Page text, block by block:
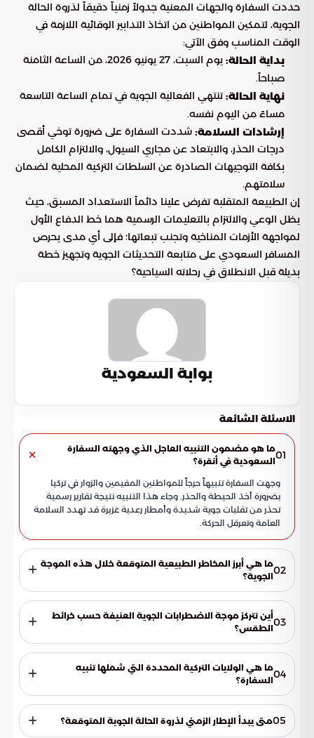
حددت السفارة والجهات المعنية جدولاً زمنياً دقيقاً لذروة الحالة
الجوية، لتمكين المواطنين من اتخاذ التدابير الوقائية اللازمة في
الوقت المناسب وفق الآتي:
بداية الحالة:
يوم السبت، 27 يونيو 2026، من الساعة الثامنة
صباحاً.
نهاية الحالة:تنتهي الفعالية الجوية في تمام الساعة التاسعة
مساءً من اليوم نفسه.
إرشادات السلامة: شددت السفارة على ضرورة توخي أقصى
درجات الحذر، والابتعاد عن مجاري السيول، والالتزام الكامل
بكافة التوجيهات الصادرة عن السلطات التركية المحلية لضمان
سلامتهم.
إن الطبيعة المتقلبة تفرض علينا دائماً الاستعداد المسبق، حيث
يظل الوعي والالتزام بالتعليمات الرسمية هما خط الدفاع الأول
لمواجهة الأزمات المناخية وتجنب تبعاتها؛ فإلى أي مدى يحرص
المسافر السعودي على متابعة التحديثات الجوية وتجهيز خطة
بديلة قبل الانطلاق في رحلاته السياحية؟
بوابة السعودية
الاسئلة الشائعة
01ما هو مضمون التنبيه العاجل الذي وجهته السفارة
السعودية في أنقرة؟
وجهت السفارة تنبيهاً حرجاً للمواطنين المقيمين والزوار في تركيا
بضرورة أخذ الحيطة والحذر. وجاء هذا التنبيه نتيجة تقارير رسمية
تحذر من تقلبات جوية شديدة وأمطار رعدية غزيرة قد تهدد السلامة
العامة وتعرقل الحركة.
02ما هي أبرز المخاطر الطبيعية المتوقعة خلال هذه الموجة
الجوية؟
تشمل المخاطر المتوقعة تشكل سيول جارفة وفيضانات مفاجئة
في الوديان والمناطق المنخفضة. كما يُتوقع حدوث صواعق
رعدية قوية، وتساقط مكثف لحبات البَرَد، بالإضافة إلى اضطرابات03أين تتركز موجة الاضطرابات الجوية العنيفة حسب خرائط
الطقس؟
أشارت خرائط الطقس وبوابة السعودية إلى أن هذه الاضطرابات
الجوية ستتركز بشكل خاص على سواحل شرق البحر الأسود. وهي
منطقة تشهد عادةً نشاطاً سياحياً، مما استدعى إصدار تحذيرات04ما هي الولايات التركية المحددة التي شملها تنبيه
السفارة؟
شمل التنبيه خمس مناطق رئيسية هي ولاية أوردو، وولاية
غيرسون، وولاية طرابزون، وولاية ريزه. بالإضافة إلى ذلك، تضمن
التحذير المناطق الشمالية من ولاية أرتفين، وهي مناطق يرتادها
05متى يبدأ الإطار الزمني لذروة الحالة الجوية المتوقعة؟